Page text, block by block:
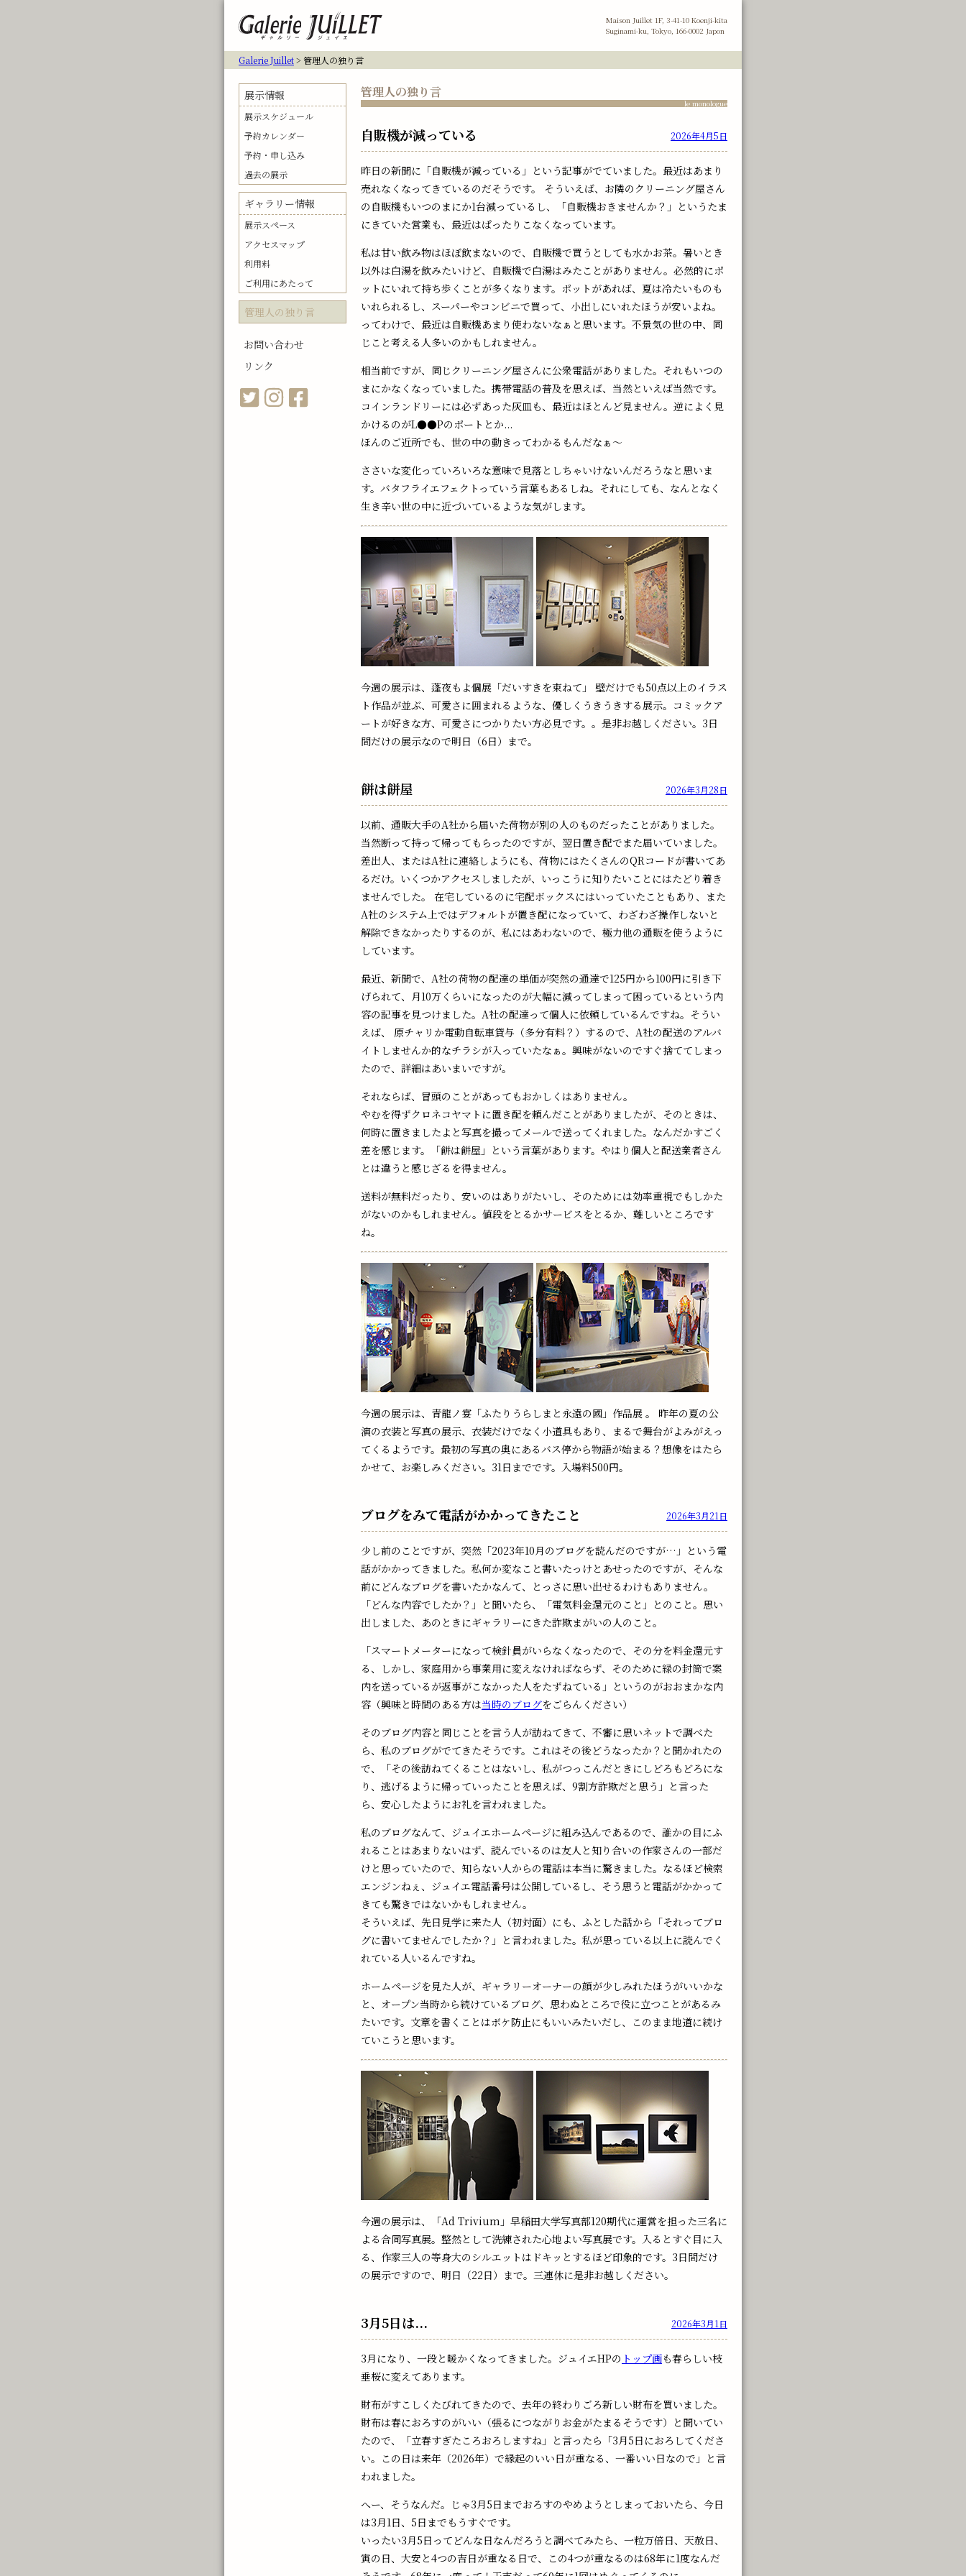
Maison Juillet 1F, 3-41-10 Koenji-kita
Suginami-ku, Tokyo, 166-0002 Japon
Galerie Juillet> 管理人の独り言
展示情報
展示スケジュール
予約カレンダー
予約・申し込み
過去の展示
ギャラリー情報
展示スペース
アクセスマップ
利用料
ご利用にあたって
管理人の独り言
お問い合わせ
リンク
管理人の独り言
le monologue
自販機が減っている 2026年4月5日
昨日の新聞に「自販機が減っている」という記事がでていました。最近はあまり
売れなくなってきているのだそうです。 そういえば、お隣のクリーニング屋さん
の自販機もいつのまにか1台減っているし、「自販機おきませんか？」というたま
にきていた営業も、最近はぱったりこなくなっています。
私は甘い飲み物はほぼ飲まないので、自販機で買うとしても水かお茶。暑いとき
以外は白湯を飲みたいけど、自販機で白湯はみたことがありません。必然的にポ
ットにいれて持ち歩くことが多くなります。ポットがあれば、夏は冷たいものも
いれられるし、スーパーやコンビニで買って、小出しにいれたほうが安いよね。
ってわけで、最近は自販機あまり使わないなぁと思います。不景気の世の中、同
じこと考える人多いのかもしれません。
相当前ですが、同じクリーニング屋さんに公衆電話がありました。それもいつの
まにかなくなっていました。携帯電話の普及を思えば、当然といえば当然です。
コインランドリーには必ずあった灰皿も、最近はほとんど見ません。逆によく見
かけるのがL●●Pのポートとか...
ほんのご近所でも、世の中の動きってわかるもんだなぁ～
ささいな変化っていろいろな意味で見落としちゃいけないんだろうなと思いま
す。バタフライエフェクトっていう言葉もあるしね。それにしても、なんとなく
生き辛い世の中に近づいているような気がします。
今週の展示は、蓬夜もよ個展「だいすきを束ねて」 壁だけでも50点以上のイラス
ト作品が並ぶ、可愛さに囲まれるような、優しくうきうきする展示。コミックア
ートが好きな方、可愛さにつかりたい方必見です。。是非お越しください。3日
間だけの展示なので明日（6日）まで。
餅は餅屋 2026年3月28日
以前、通販大手のA社から届いた荷物が別の人のものだったことがありました。
当然断って持って帰ってもらったのですが、翌日置き配でまた届いていました。
差出人、またはA社に連絡しようにも、荷物にはたくさんのQRコードが書いてあ
るだけ。いくつかアクセスしましたが、いっこうに知りたいことにはたどり着き
ませんでした。 在宅しているのに宅配ボックスにはいっていたこともあり、また
A社のシステム上ではデフォルトが置き配になっていて、わざわざ操作しないと
解除できなかったりするのが、私にはあわないので、極力他の通販を使うように
しています。
最近、新聞で、A社の荷物の配達の単価が突然の通達で125円から100円に引き下
げられて、月10万くらいになったのが大幅に減ってしまって困っているという内
容の記事を見つけました。A社の配達って個人に依頼しているんですね。そうい
えば、 原チャリか電動自転車貸与（多分有料？）するので、A社の配送のアルバ
イトしませんか的なチラシが入っていたなぁ。興味がないのですぐ捨ててしまっ
たので、詳細はあいまいですが。
それならば、冒頭のことがあってもおかしくはありません。
やむを得ずクロネコヤマトに置き配を頼んだことがありましたが、そのときは、
何時に置きましたよと写真を撮ってメールで送ってくれました。なんだかすごく
差を感じます。「餅は餅屋」という言葉があります。やはり個人と配送業者さん
とは違うと感じざるを得ません。
送料が無料だったり、安いのはありがたいし、そのためには効率重視でもしかた
がないのかもしれません。値段をとるかサービスをとるか、難しいところです
ね。
今週の展示は、青龍ノ宴「ふたりうらしまと永遠の國」作品展 。 昨年の夏の公
演の衣装と写真の展示、衣装だけでなく小道具もあり、まるで舞台がよみがえっ
てくるようです。最初の写真の奥にあるバス停から物語が始まる？想像をはたら
かせて、お楽しみください。31日までです。入場料500円。
ブログをみて電話がかかってきたこと 2026年3月21日
少し前のことですが、突然「2023年10月のブログを読んだのですが…」という電
話がかかってきました。私何か変なこと書いたっけとあせったのですが、そんな
前にどんなブログを書いたかなんて、とっさに思い出せるわけもありません。
「どんな内容でしたか？」と聞いたら、「電気料金還元のこと」とのこと。思い
出しました、あのときにギャラリーにきた詐欺まがいの人のこと。
「スマートメーターになって検針員がいらなくなったので、その分を料金還元す
る、しかし、家庭用から事業用に変えなければならず、そのために緑の封筒で案
内を送っているが返事がこなかった人をたずねている」というのがおおまかな内
容（興味と時間のある方は当時のブログをごらんください）
そのブログ内容と同じことを言う人が訪ねてきて、不審に思いネットで調べた
ら、私のブログがでてきたそうです。これはその後どうなったか？と聞かれたの
で、「その後訪ねてくることはないし、私がつっこんだときにしどろもどろにな
り、逃げるように帰っていったことを思えば、9割方詐欺だと思う」と言った
ら、安心したようにお礼を言われました。
私のブログなんて、ジュイエホームページに組み込んであるので、誰かの目にふ
れることはあまりないはず、読んでいるのは友人と知り合いの作家さんの一部だ
けと思っていたので、知らない人からの電話は本当に驚きました。なるほど検索
エンジンねぇ、ジュイエ電話番号は公開しているし、そう思うと電話がかかって
きても驚きではないかもしれません。
そういえば、先日見学に来た人（初対面）にも、ふとした話から「それってブロ
グに書いてませんでしたか？」と言われました。私が思っている以上に読んでく
れている人いるんですね。
ホームページを見た人が、ギャラリーオーナーの顔が少しみれたほうがいいかな
と、オープン当時から続けているブログ、思わぬところで役に立つことがあるみ
たいです。文章を書くことはボケ防止にもいいみたいだし、このまま地道に続け
ていこうと思います。
今週の展示は、「Ad Trivium」早稲田大学写真部120期代に運営を担った三名に
よる合同写真展。整然として洗練された心地よい写真展です。入るとすぐ目に入
る、作家三人の等身大のシルエットはドキッとするほど印象的です。3日間だけ
の展示ですので、明日（22日）まで。三連休に是非お越しください。
3月5日は... 2026年3月1日
3月になり、一段と暖かくなってきました。ジュイエHPの トップ画も春らしい枝
垂桜に変えてあります。
財布がすこしくたびれてきたので、去年の終わりごろ新しい財布を買いました。
財布は春におろすのがいい（張るにつながりお金がたまるそうです）と聞いてい
たので、「立春すぎたころおろしますね」と言ったら「3月5日におろしてくださ
い。この日は来年（2026年）で縁起のいい日が重なる、一番いい日なので」と言
われました。
へー、そうなんだ。じゃ3月5日までおろすのやめようとしまっておいたら、今日
は3月1日、5日までもうすぐです。
いったい3月5日ってどんな日なんだろうと調べてみたら、一粒万倍日、天赦日、
寅の日、大安と4つの吉日が重なる日で、この4つが重なるのは68年に1度なんだ